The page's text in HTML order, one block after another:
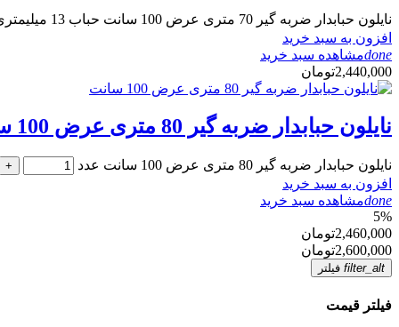
نایلون حبابدار ضربه گیر 70 متری عرض 100 سانت حباب 13 میلیمتری عدد
افزون به سبد خرید
doneمشاهده سبد خرید
2,440,000تومان
نایلون حبابدار ضربه گیر 80 متری عرض 100 سانت
نایلون حبابدار ضربه گیر 80 متری عرض 100 سانت عدد +
افزون به سبد خرید
doneمشاهده سبد خرید
5%
2,460,000تومان
2,600,000تومان
filter_alt
فیلتر قیمت